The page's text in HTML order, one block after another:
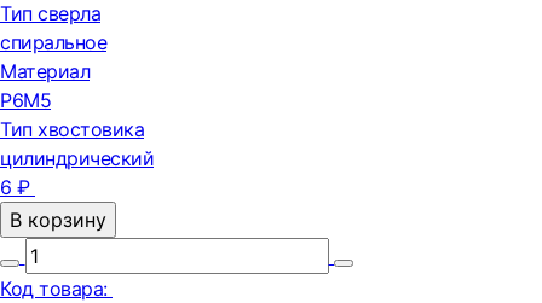
Тип сверла
спиральное
Материал
Р6М5
Тип хвостовика
цилиндрический
6 ₽
В корзину
Код товара: